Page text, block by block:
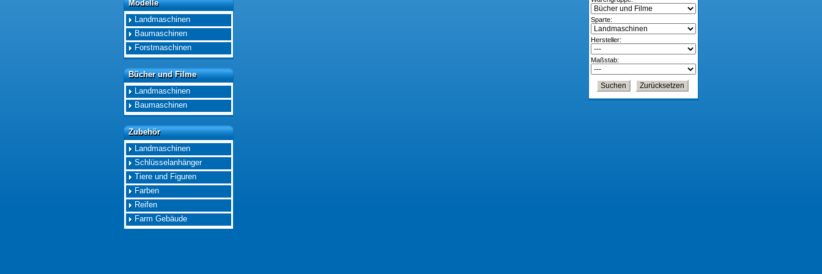
Modelle
Modelle
Landmaschinen
Baumaschinen
Forstmaschinen
Bücher und Filme
Bücher und Filme
Landmaschinen
Baumaschinen
Zubehör
Zubehör
Landmaschinen
Schlüsselanhänger
Tiere und Figuren
Farben
Reifen
Farm Gebäude
Sparte:
Hersteller:
Maßstab: